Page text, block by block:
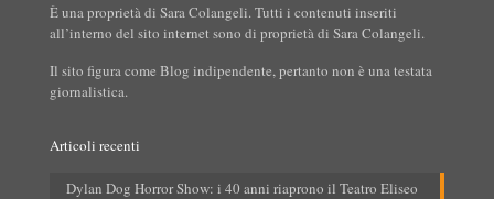
È una proprietà di Sara Colangeli. Tutti i contenuti inseriti
all’interno del sito internet sono di proprietà di Sara Colangeli.
Il sito figura come Blog indipendente, pertanto non è una testata
giornalistica.
Articoli recenti
Dylan Dog Horror Show: i 40 anni riaprono il Teatro Eliseo